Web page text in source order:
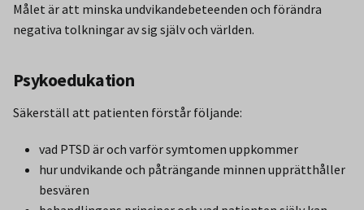
Målet är att minska undvikandebeteenden och förändra
negativa tolkningar av sig själv och världen.
Psykoedukation
Säkerställ att patienten förstår följande:
vad PTSD är och varför symtomen uppkommer
hur undvikande och påträngande minnen upprätthåller
besvären